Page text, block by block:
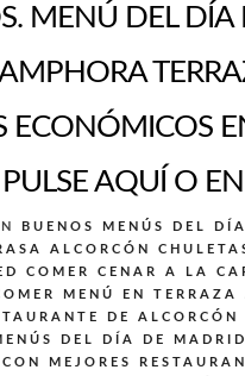
MENÚ DEL DÍA
ECONÓMICOS
AQUÍ O
IN BUENOS MENÚS DEL
ALCORCÓN
COMER CENAR A LA
MENÚ EN TERRAZA
DE ALCORCÓN
DEL DÍA DE MADRID
MEJORES